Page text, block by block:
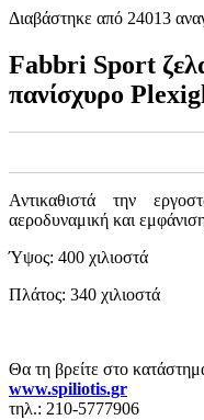
Διαβάστηκε από 24013
Fabbri Sport
πανίσχυρο
Αντικαθιστά την
αεροδυναμική και
Ύψος: 400 χιλιοστά
Πλάτος: 340 χιλιοστά
Θα τη βρείτε στο
www.spiliotis.gr
τηλ.: 210-5777906